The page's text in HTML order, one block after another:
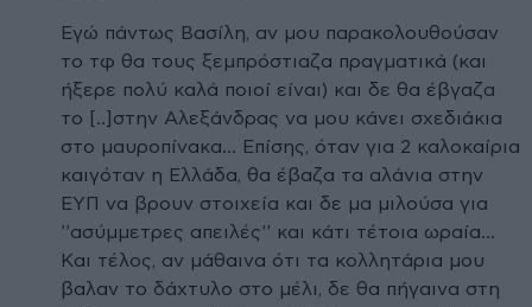
Εγώ πάντως Βασίλη, αν μου παρακολουθούσαν
το τφ θα τους ξεμπρόστιαζα πραγματικά (και
ήξερε πολύ καλά ποιοί είναι) και δε θα έβγαζα
το [..]στην Αλεξάνδρας να μου κάνει σχεδιάκια
στο μαυροπίνακα... Επίσης, όταν για 2 καλοκαίρια
καιγόταν η Ελλάδα, θα έβαζα τα αλάνια στην
ΕΥΠ να βρουν στοιχεία και δε μα μιλούσα για
''ασύμμετρες απειλές'' και κάτι τέτοια ωραία...
Και τέλος, αν μάθαινα ότι τα κολλητάρια μου
βαλαν το δάχτυλο στο μέλι, δε θα πήγαινα στη